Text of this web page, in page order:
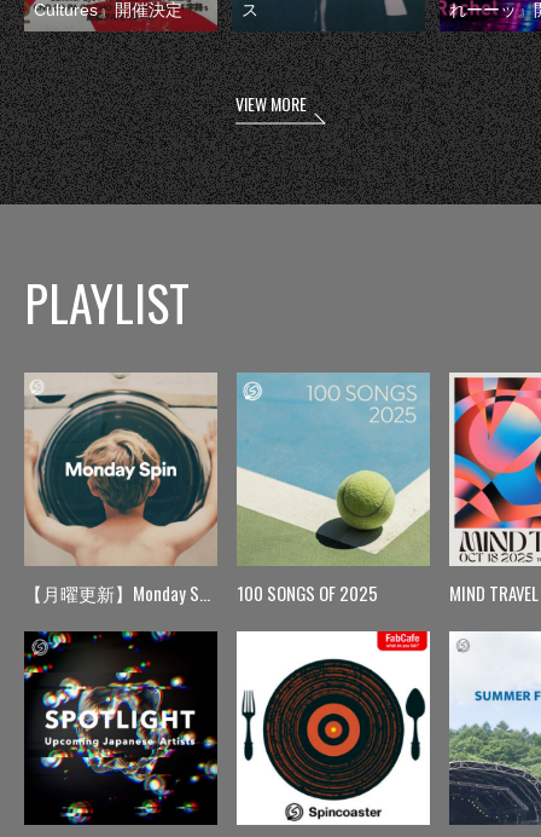
Cultures』開催決定
ス
れーーッ』
VIEW MORE
PLAYLIST
【月曜更新】Monday Spin 100 SONGS OF 2025 MIND TRAVEL